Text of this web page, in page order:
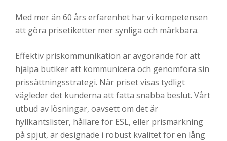
Med mer än 60 års erfarenhet har vi kompetensen
att göra prisetiketter mer synliga och märkbara.
Effektiv priskommunikation är avgörande för att
hjälpa butiker att kommunicera och genomföra sin
prissättningsstrategi. När priset visas tydligt
vägleder det kunderna att fatta snabba beslut. Vårt
utbud av lösningar, oavsett om det är
hyllkantslister, hållare för ESL, eller prismärkning
på spjut, är designade i robust kvalitet för en lång